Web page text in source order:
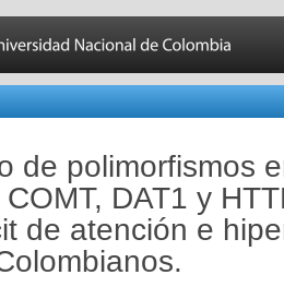
de polimorfismos
COMT, DAT1 y
de atención e